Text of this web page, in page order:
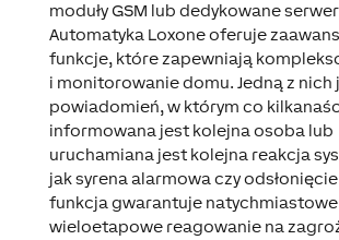
moduły GSM lub dedykowane
Automatyka Loxone oferuje
funkcje, które zapewniają
i monitorowanie domu. Jedną z nich
powiadomień, w którym co
informowana jest kolejna osoba lub
uruchamiana jest kolejna reakcja
jak syrena alarmowa czy
funkcja gwarantuje natychmiastowe
wieloetapowe reagowanie na